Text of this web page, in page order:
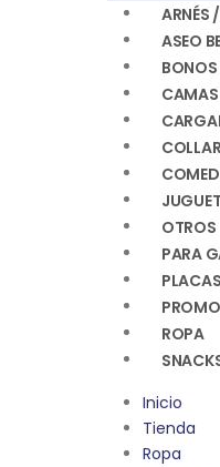
ARNÉS
ASEO
CAMAS
OTROS
PARA
ROPA
Inicio
Tienda
Ropa